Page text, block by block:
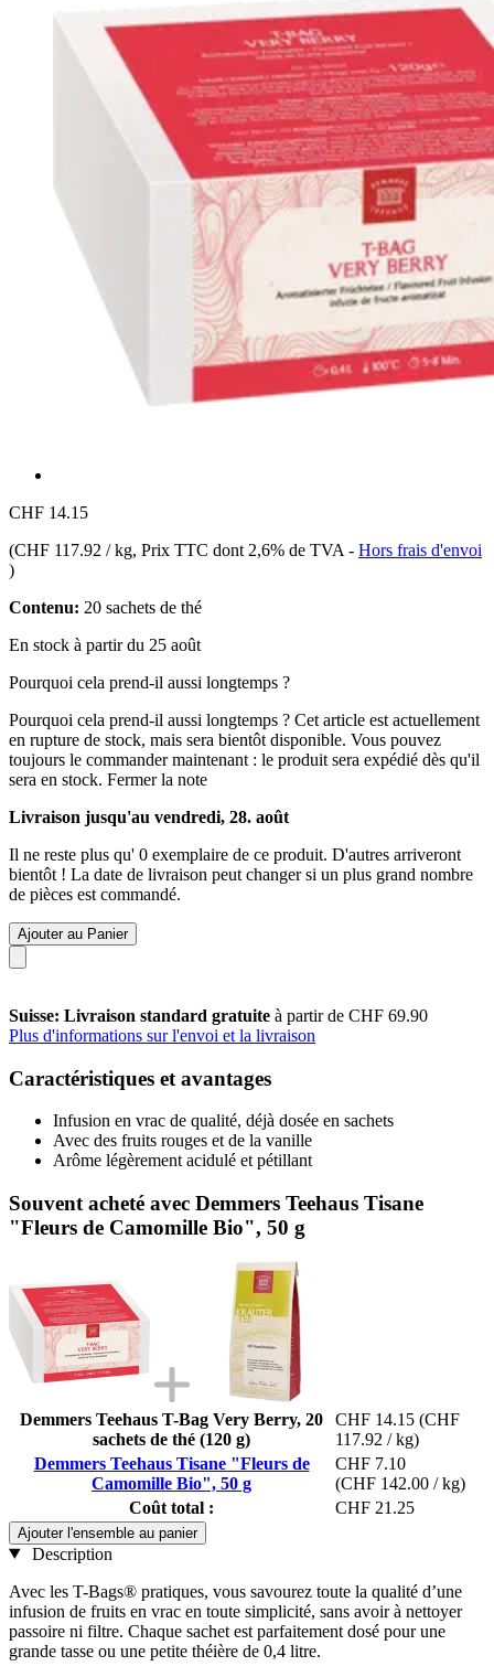
CHF 14.15
(CHF 117.92 / kg, Prix TTC dont 2,6% de TVA - Hors frais d'envoi
)
Contenu: 20 sachets de thé
En stock à partir du 25 août
Pourquoi cela prend-il aussi longtemps ?
Pourquoi cela prend-il aussi longtemps ? Cet article est actuellement
en rupture de stock, mais sera bientôt disponible. Vous pouvez
toujours le commander maintenant : le produit sera expédié dès qu'il
sera en stock. Fermer la note
Livraison jusqu'au vendredi, 28. août
Il ne reste plus qu' 0 exemplaire de ce produit. D'autres arriveront
bientôt ! La date de livraison peut changer si un plus grand nombre
de pièces est commandé.
Ajouter au Panier
Suisse: Livraison standard gratuite à partir de CHF 69.90
Plus d'informations sur l'envoi et la livraison
Caractéristiques et avantages
Infusion en vrac de qualité, déjà dosée en sachets
Avec des fruits rouges et de la vanille
Arôme légèrement acidulé et pétillant
Souvent acheté avec Demmers Teehaus Tisane
"Fleurs de Camomille Bio", 50 g
Demmers Teehaus T-Bag Very Berry, 20
sachets de thé (120 g)
CHF 14.15 (CHF
117.92 / kg)
Demmers Teehaus Tisane "Fleurs de
Camomille Bio", 50 g
CHF 7.10
(CHF 142.00 / kg)
Coût total :
CHF 21.25
Ajouter l'ensemble au panier
Description
Avec les T-Bags® pratiques, vous savourez toute la qualité d’une
infusion de fruits en vrac en toute simplicité, sans avoir à nettoyer
passoire ni filtre. Chaque sachet est parfaitement dosé pour une
grande tasse ou une petite théière de 0,4 litre.